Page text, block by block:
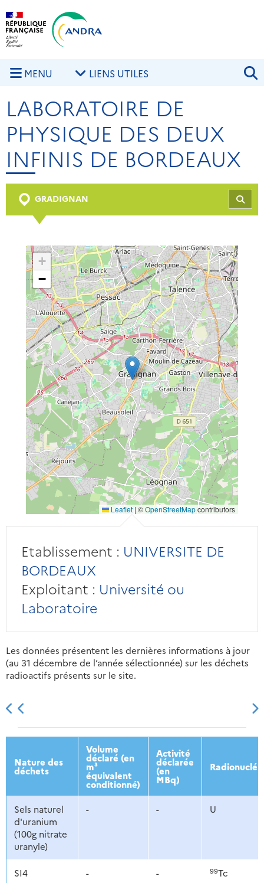
Aller au contenu principal
MENU LIENS UTILES
LABORATOIRE DE
PHYSIQUE DES DEUX
INFINIS DE BORDEAUX
GRADIGNAN
+
−
Leaflet | ©OpenStreetMapcontributors
Etablissement : UNIVERSITE DE
BORDEAUX
Exploitant : Université ou
Laboratoire
Les données présentent les dernières informations à jour
(au 31 décembre de l’année sélectionnée) sur les déchets
radioactifs présents sur le site.
2013 2014 2015 2016
Nature des
déchets
Volume
déclaré (en
m³
équivalent
conditionné)
Activité
déclarée
(en
MBq)
Sels naturel
d'uranium
(100g nitrate
uranyle)
- - U
SI4 - - 99Tc